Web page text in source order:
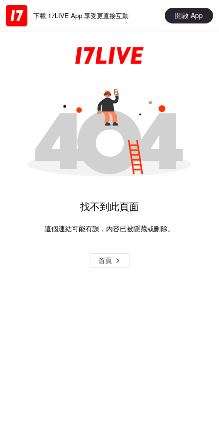
下載 17LIVE App 享受更直接互動 開啟 App
找不到此頁面
這個連結可能有誤，內容已被隱藏或刪除。
首頁